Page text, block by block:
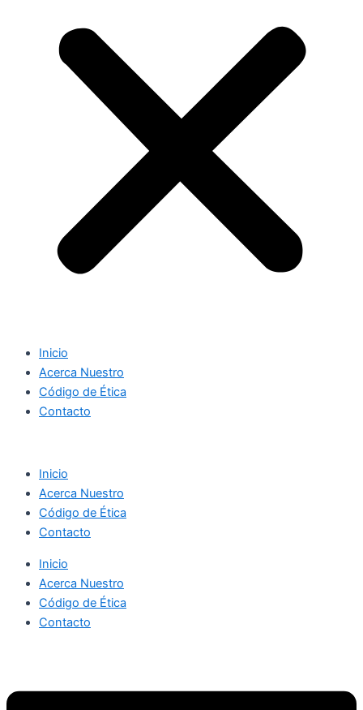
Inicio
Acerca Nuestro
Código de Ética
Contacto
Inicio
Acerca Nuestro
Código de Ética
Contacto
Inicio
Acerca Nuestro
Código de Ética
Contacto